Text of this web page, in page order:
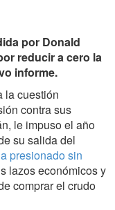
por Donald
reducir a cero la
informe.
la cuestión
contra sus
le impuso el año
su salida del
presionado sin
lazos económicos y
comprar el crudo